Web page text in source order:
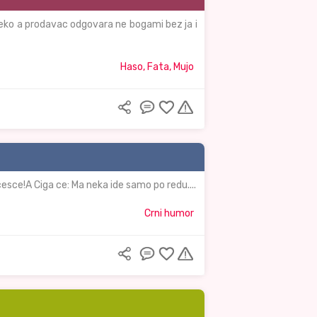
a prodavac odgovara ne bogami bez ja i
Haso, Fata, Mujo
Ciga ce: Ma neka ide samo po redu....
Crni humor